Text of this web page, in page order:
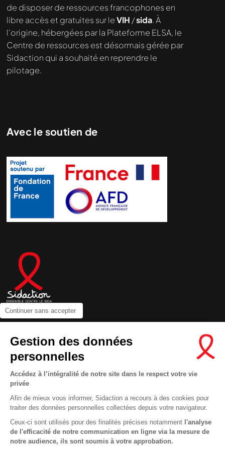
Continuer sans accepter
Gestion des données
personnelles
Accédez à l’intégralité de notre site dans le respect votre vie
privée
Afin de mieux vous informer, Sidaction a recours à des cookies pour
traiter des données personnelles collectées depuis votre navigateur.
Ceux-ci sont utilisés pour des finalités précises notamment l'analyse
de l'efficacité de notre communication en ligne via la mesure de
notre audience, ils sont soumis à votre approbation.
demandé....
de disposer de ressources francophones en
libre accès et gratuites sur leVIH /sida. À
l’origine, hébergées par la Plateforme ELSA, le
Centre de ressources est désormais gérée par
Sidaction qui a souhaité en reprendre le
pilotage.
Avec le soutien de
Newsletter
Nous suivre sur les réseaux :
MENTIONS LÉGALES
CONDITIONS D’UTILISATION ET PROTECTION DES DONNÉES
COOKIES